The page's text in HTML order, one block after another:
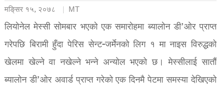
मङि्सर १५, २०७८ MT
लियोनेल मेस्सी सोमबार भएको एक समारोहमा ब्यालोन डी’ओर प्राप्त
गरेपछि बिरामी हुँदा पेरिस सेन्ट-जर्मेनको लिग १ मा नाइस विरुद्धको
खेलमा खेल्ने वा नखेल्ने भन्ने अन्योल भएको छ। मेस्सीलाई सातौं
ब्यालोन डी’ओर अवार्ड प्राप्त गरेको एक दिनमै पेटमा समस्या देखिएको